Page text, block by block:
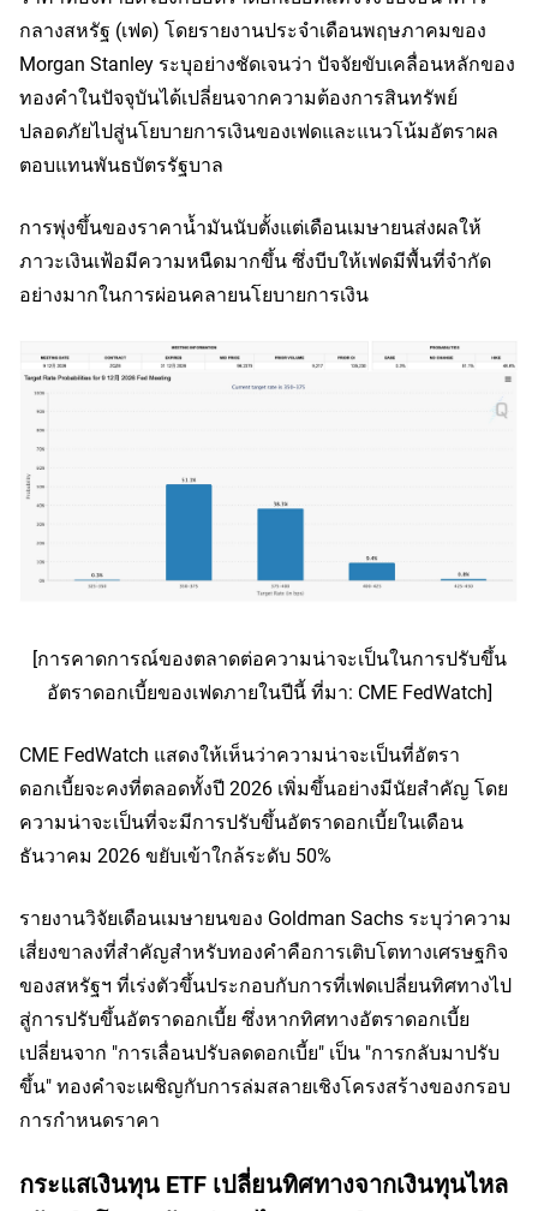
กลางสหรัฐ (เฟด) โดยรายงานประจำเดือนพฤษภาคมของ
Morgan Stanley ระบุอย่างชัดเจนว่า ปัจจัยขับเคลื่อนหลักของ
ทองคำในปัจจุบันได้เปลี่ยนจากความต้องการสินทรัพย์
ปลอดภัยไปสู่นโยบายการเงินของเฟดและแนวโน้มอัตราผล
ตอบแทนพันธบัตรรัฐบาล
การพุ่งขึ้นของราคาน้ำมันนับตั้งแต่เดือนเมษายนส่งผลให้
ภาวะเงินเฟ้อมีความหนืดมากขึ้น ซึ่งบีบให้เฟดมีพื้นที่จำกัด
อย่างมากในการผ่อนคลายนโยบายการเงิน
[การคาดการณ์ของตลาดต่อความน่าจะเป็นในการปรับขึ้น
อัตราดอกเบี้ยของเฟดภายในปีนี้ ที่มา: CME FedWatch]
CME FedWatch แสดงให้เห็นว่าความน่าจะเป็นที่อัตรา
ดอกเบี้ยจะคงที่ตลอดทั้งปี 2026 เพิ่มขึ้นอย่างมีนัยสำคัญ โดย
ความน่าจะเป็นที่จะมีการปรับขึ้นอัตราดอกเบี้ยในเดือน
ธันวาคม 2026 ขยับเข้าใกล้ระดับ 50%
รายงานวิจัยเดือนเมษายนของ Goldman Sachs ระบุว่าความ
เสี่ยงขาลงที่สำคัญสำหรับทองคำคือการเติบโตทางเศรษฐกิจ
ของสหรัฐฯ ที่เร่งตัวขึ้นประกอบกับการที่เฟดเปลี่ยนทิศทางไป
สู่การปรับขึ้นอัตราดอกเบี้ย ซึ่งหากทิศทางอัตราดอกเบี้ย
เปลี่ยนจาก "การเลื่อนปรับลดดอกเบี้ย" เป็น "การกลับมาปรับ
ขึ้น" ทองคำจะเผชิญกับการล่มสลายเชิงโครงสร้างของกรอบ
การกำหนดราคา
กระแสเงินทุน ETF เปลี่ยนทิศทางจากเงินทุนไหล